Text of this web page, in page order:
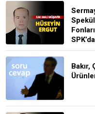
Bakır,